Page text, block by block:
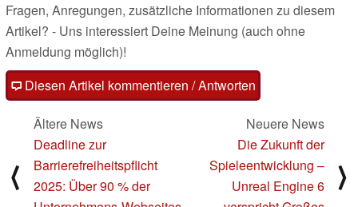
Fragen, Anregungen, zusätzliche Informationen zu diesem
Artikel? - Uns interessiert Deine Meinung (auch ohne
Anmeldung möglich)!
Diesen Artikel kommentieren / Antworten
⟨
Ältere News
Deadline zur
Barrierefreiheitspflicht
2025: Über 90 % der
Neuere News
Die Zukunft der
Spieleentwicklung –
Unreal Engine 6
⟩